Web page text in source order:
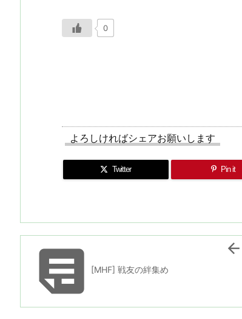
0
よろしければシェアお願いします
Twitter Pin it
[MHF] 戦友の絆集め
